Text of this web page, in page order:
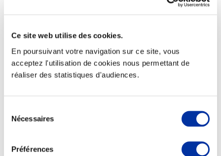
Ce site web utilise des cookies.
En poursuivant votre navigation sur ce site, vous
acceptez l'utilisation de cookies nous permettant de
réaliser des statistiques d'audiences.
Nécessaires
Préférences
Elevage
Transport – mise en marché
Abattoir
Partenaire Climat